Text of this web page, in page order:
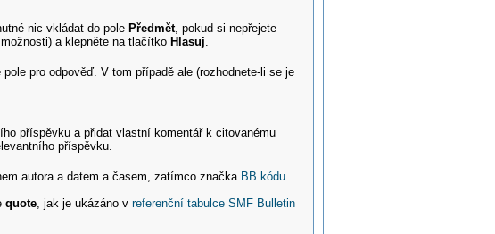
nic vkládat do pole Předmět, pokud si nepřejete
a klepněte na tlačítko Hlasuj
pro odpověď. V tom případě ale (rozhodnete-li se je
příspěvku a přidat vlastní komentář k citovanému
příspěvku.
autora a datem a časem, zatímco značka BB kódu
quote, jak je ukázáno vreferenční tabulce SMF Bulletin